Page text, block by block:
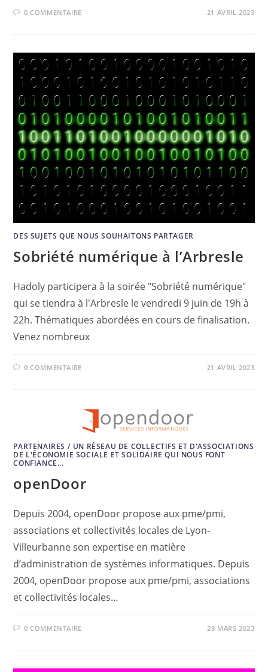
0 COMMENTAIRE 21 AVRIL 2023
DES SUJETS QUE NOUS SOUHAITONS PARTAGER
Sobriété numérique à l’Arbresle
Hadoly participera à la soirée "Sobriété numérique"
qui se tiendra à l'Arbresle le vendredi 9 juin de 19h à
22h. Thématiques abordées en cours de finalisation.
Venez nombreux
0 COMMENTAIRE 21 AVRIL 2023
PARTENAIRES / UN RÉSEAU DE COLLECTIFS ET D'ASSOCIATIONS
DE L'ÉCONOMIE SOCIALE ET SOLIDAIRE QUI NOUS FONT
CONFIANCE...
openDoor
Depuis 2004, openDoor propose aux pme/pmi,
associations et collectivités locales de Lyon-
Villeurbanne son expertise en matière
d’administration de systèmes informatiques. Depuis
2004, openDoor propose aux pme/pmi, associations
et collectivités locales…
0 COMMENTAIRE 28 MARS 2023